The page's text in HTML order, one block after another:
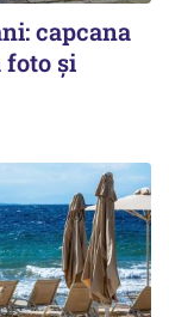
capcana
foto și